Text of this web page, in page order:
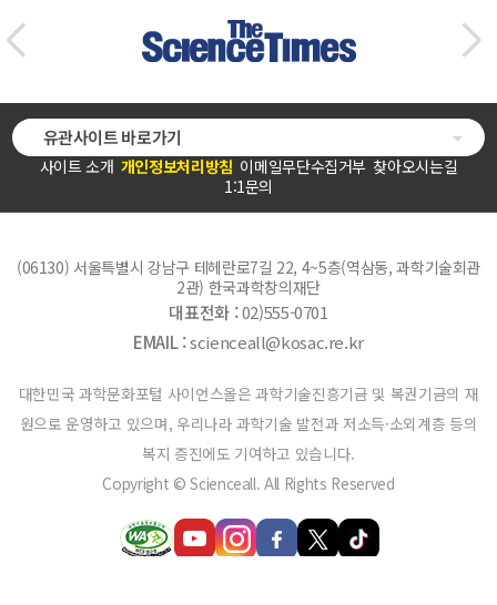
사이트 소개 개인정보처리방침 이메일무단수집거부 찾아오시는길
1:1문의
유관사이트 바로가기
(06130) 서울특별시 강남구 테헤란로7길 22, 4~5층(역삼동, 과학기술회관
2관) 한국과학창의재단
대표전화 :02)555-0701
EMAIL :scienceall@kosac.re.kr
대한민국 과학문화포털 사이언스올은 과학기술진흥기금 및 복권기금의 재
원으로 운영하고 있으며, 우리나라 과학기술 발전과 저소득·소외계층 등의
복지 증진에도 기여하고 있습니다.
Copyright © Scienceall. All Rights Reserved